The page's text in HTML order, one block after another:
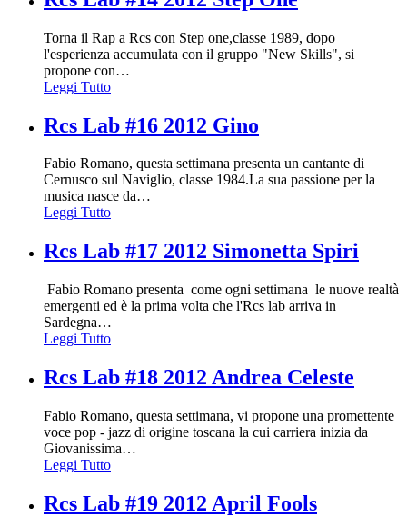
Torna il Rap a Rcs con Step one,classe 1989, dopo
l'esperienza accumulata con il gruppo "New Skills", si
propone con…
Leggi Tutto
Rcs Lab #16 2012 Gino
Fabio Romano, questa settimana presenta un cantante di
Cernusco sul Naviglio, classe 1984.La sua passione per la
musica nasce da…
Leggi Tutto
Rcs Lab #17 2012 Simonetta Spiri
Fabio Romano presenta come ogni settimana le nuove realtà
emergenti ed è la prima volta che l'Rcs lab arriva in
Sardegna…
Leggi Tutto
Rcs Lab #18 2012 Andrea Celeste
Fabio Romano, questa settimana, vi propone una promettente
voce pop - jazz di origine toscana la cui carriera inizia da
Giovanissima…
Leggi Tutto
Rcs Lab #19 2012 April Fools